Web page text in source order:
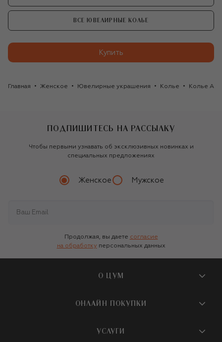
ВСЕ ЮВЕЛИРНЫЕ КОЛЬЕ
Купить
Главная Женское Ювелирные украшения Колье Колье
ПОДПИШИТЕСЬ НА РАССЫЛКУ
Чтобы первыми узнавать об эксклюзивных новинках и
специальных предложениях
Женское Мужское
Продолжая, вы даете согласие
на обработку персональных данных
О ЦУМ
О магазине
Бутики и ПВЗ ЦУМ
ОНЛАЙН ПОКУПКИ
УСЛУГИ